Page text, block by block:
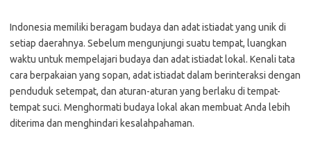
Indonesia memiliki beragam budaya dan adat istiadat yang unik di
setiap daerahnya. Sebelum mengunjungi suatu tempat, luangkan
waktu untuk mempelajari budaya dan adat istiadat lokal. Kenali tata
cara berpakaian yang sopan, adat istiadat dalam berinteraksi dengan
penduduk setempat, dan aturan-aturan yang berlaku di tempat-
tempat suci. Menghormati budaya lokal akan membuat Anda lebih
diterima dan menghindari kesalahpahaman.